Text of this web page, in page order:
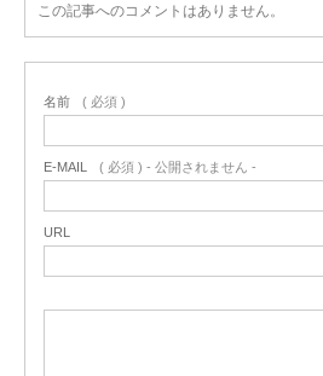
この記事へのコメントはありません。
名前 ( 必須 )
E-MAIL ( 必須 ) - 公開されません -
URL